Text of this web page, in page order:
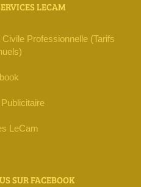
LECAM
Professionnelle (Tarifs
LeCam
SUR FACEBOOK